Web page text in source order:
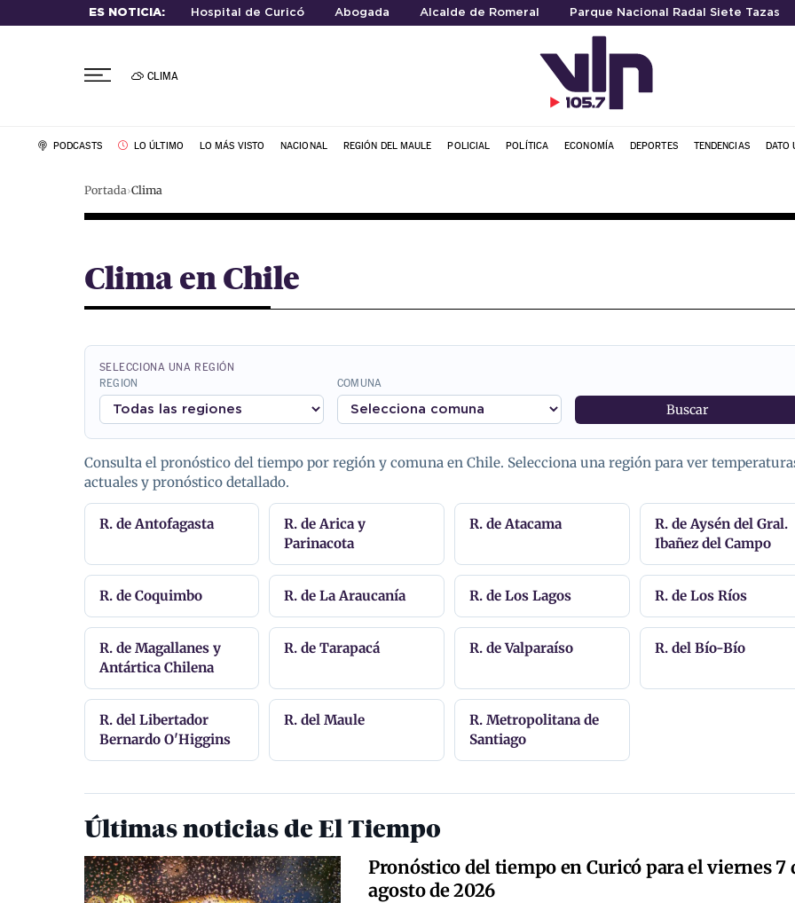
ES NOTICIA: Hospital de Curicó Abogada Alcalde de Romeral Parque Nacional Radal Siete Tazas
CLIMA
PODCASTS LO ÚLTIMO LO MÁS VISTO NACIONAL REGIÓN DEL MAULE POLICIAL POLÍTICA ECONOMÍA DEPORTES TENDENCIAS DATO
Portada Clima
Clima en Chile
SELECCIONA UNA REGIÓN
REGION
COMUNA
Buscar
Consulta el pronóstico del tiempo por región y comuna en Chile. Selecciona una región para ver
actuales y pronóstico detallado.
R. de Antofagasta
R. de Arica y
Parinacota
R. de Atacama
R. de Aysén del Gral.
Ibañez del Campo
R. de Coquimbo R. de La Araucanía R. de Los Lagos R. de Los Ríos
R. de Magallanes y
Antártica Chilena
R. de Tarapacá R. de Valparaíso R. del Bío-Bío
R. del Libertador
Bernardo O'Higgins
R. del Maule
R. Metropolitana de
Santiago
Últimas noticias de El Tiempo
Pronóstico del tiempo en Curicó para el viernes 7
agosto de 2026